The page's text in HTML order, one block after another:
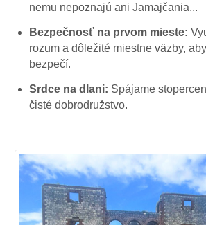
nemu nepoznajú ani Jamajčania...
Bezpečnosť na prvom mieste:
rozum a dôležité miestne väzby,
bezpečí.
Srdce na dlani: Spájame
čisté dobrodružstvo.